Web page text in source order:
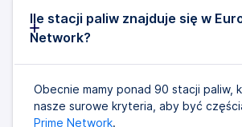
Ile stacji paliw znajduje się w
Network?
Obecnie mamy ponad 90 stacji paliw,
nasze surowe kryteria, aby być
Prime Network.